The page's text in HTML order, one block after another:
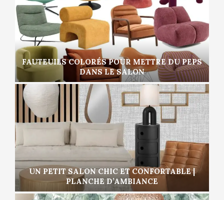
FAUTEUILS COLORÉS POUR METTRE DU PEPS
DANS LE SALON
UN PETIT SALON CHIC ET CONFORTABLE |
PLANCHE D’AMBIANCE